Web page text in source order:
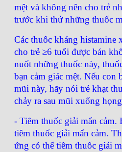
mệt và không nên cho trẻ
trước khi thử những thuốc
Các thuốc kháng histamine
cho trẻ ≥6 tuổi được bán
nuốt những thuốc này,
bạn cảm giác mệt. Nếu con
mũi này, hãy nói trẻ khạt
chảy ra sau mũi xuống
- Tiêm thuốc giải mẩn cảm.
tiêm thuốc giải mẩn cảm.
ứng có thể tiêm thuốc giải